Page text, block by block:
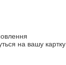
на вашу картку